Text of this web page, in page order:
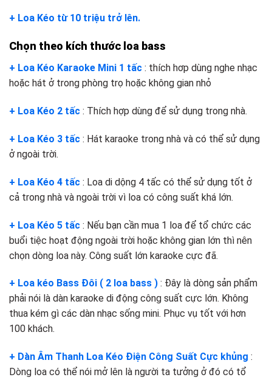
+ Loa Kéo từ 10 triệu trở lên.
Chọn theo kích thước loa bass
+ Loa Kéo Karaoke Mini 1 tấc : thích hơp dùng nghe nhạc
hoặc hát ở trong phòng trọ hoặc không gian nhỏ
+ Loa Kéo 2 tấc : Thích hợp dùng để sử dụng trong nhà.
+ Loa Kéo 3 tấc : Hát karaoke trong nhà và có thể sử dụng
ở ngoài trời.
+ Loa Kéo 4 tấc : Loa di dộng 4 tấc có thể sử dụng tốt ở
cả trong nhà và ngoài trời vì loa có công suất khá lớn.
+ Loa Kéo 5 tấc : Nếu bạn cần mua 1 loa để tổ chức các
buổi tiệc hoạt động ngoài trời hoặc không gian lớn thì nên
chọn dòng loa này. Công suất lớn karaoke cực đã.
+ Loa kéo Bass Đôi ( 2 loa bass ) : Đây là dòng sản phẩm
phải nói là dàn karaoke di động công suất cực lớn. Không
thua kém gì các dàn nhạc sống mini. Phục vụ tốt với hơn
100 khách.
+ Dàn Âm Thanh Loa Kéo Điện Công Suất Cực khủng :
Dòng loa có thể nói mở lên là người ta tưởng ở đó có tổ